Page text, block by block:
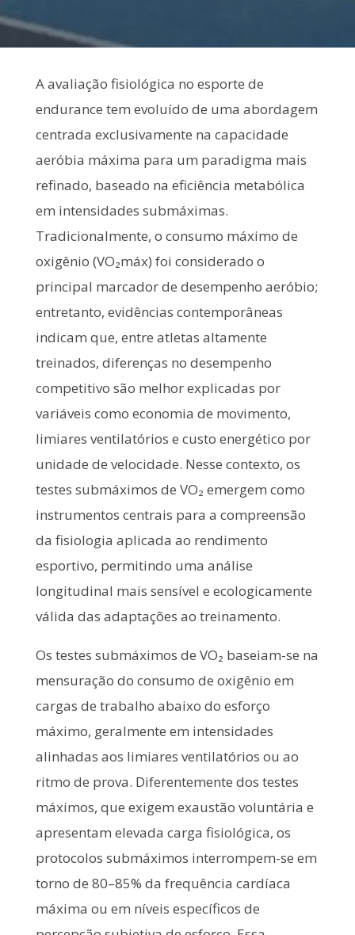
A avaliação fisiológica no esporte de
endurance tem evoluído de uma abordagem
centrada exclusivamente na capacidade
aeróbia máxima para um paradigma mais
refinado, baseado na eficiência metabólica
em intensidades submáximas.
Tradicionalmente, o consumo máximo de
oxigênio (VO₂máx) foi considerado o
principal marcador de desempenho aeróbio;
entretanto, evidências contemporâneas
indicam que, entre atletas altamente
treinados, diferenças no desempenho
competitivo são melhor explicadas por
variáveis como economia de movimento,
limiares ventilatórios e custo energético por
unidade de velocidade. Nesse contexto, os
testes submáximos de VO₂ emergem como
instrumentos centrais para a compreensão
da fisiologia aplicada ao rendimento
esportivo, permitindo uma análise
longitudinal mais sensível e ecologicamente
válida das adaptações ao treinamento.
Os testes submáximos de VO₂ baseiam-se na
mensuração do consumo de oxigênio em
cargas de trabalho abaixo do esforço
máximo, geralmente em intensidades
alinhadas aos limiares ventilatórios ou ao
ritmo de prova. Diferentemente dos testes
máximos, que exigem exaustão voluntária e
apresentam elevada carga fisiológica, os
protocolos submáximos interrompem-se em
torno de 80–85% da frequência cardíaca
máxima ou em níveis específicos de